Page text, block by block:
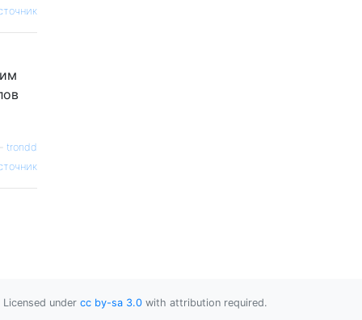
trondd
Licensed under cc by-sa 3.0 with attribution required.